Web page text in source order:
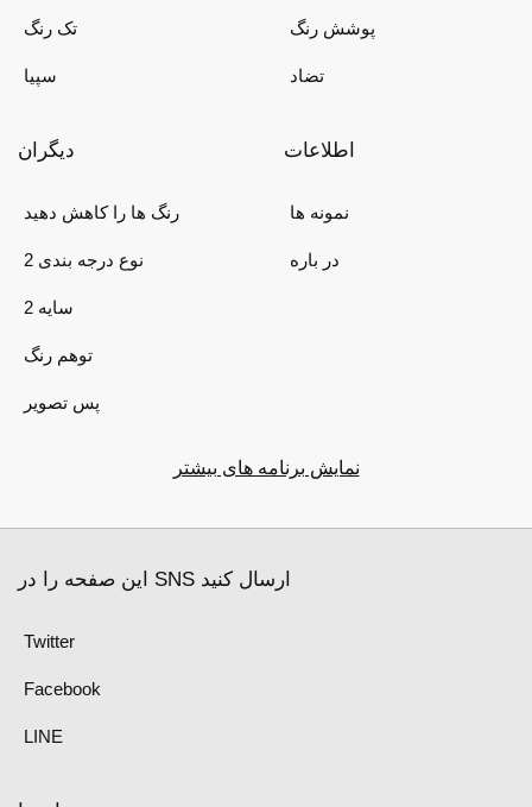
تک رنگ
سپیا
پوشش رنگ
تضاد
دیگران
رنگ ها را کاهش دهید
2 نوع درجه بندی
2 سایه
توهم رنگ
پس تصویر
اطلاعات
نمونه ها
در باره
نمایش برنامه های بیشتر
این صفحه را در SNS ارسال کنید
Twitter
Facebook
LINE